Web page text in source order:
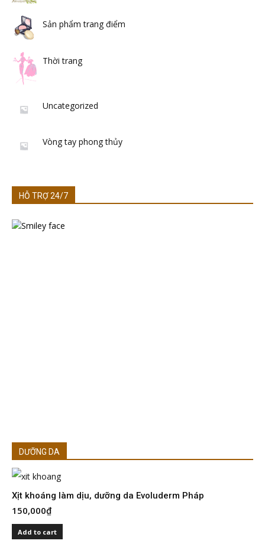
Sản phẩm trang điểm
Thời trang
Uncategorized
Vòng tay phong thủy
HỖ TRỢ 24/7
DƯỠNG DA
Xịt khoáng làm dịu, dưỡng da Evoluderm Pháp
150,000₫
Add to cart